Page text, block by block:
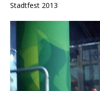
Stadtfest 2013